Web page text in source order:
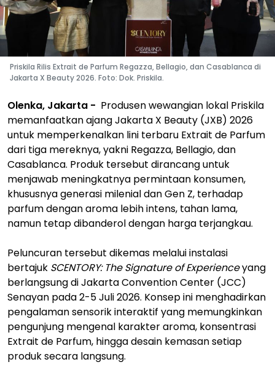
Priskila Rilis Extrait de Parfum Regazza, Bellagio, dan Casablanca di
Jakarta X Beauty 2026. Foto: Dok. Priskila.
Olenka, Jakarta - Produsen wewangian lokal Priskila
memanfaatkan ajang Jakarta X Beauty (JXB) 2026
untuk memperkenalkan lini terbaru Extrait de Parfum
dari tiga mereknya, yakni Regazza, Bellagio, dan
Casablanca. Produk tersebut dirancang untuk
menjawab meningkatnya permintaan konsumen,
khususnya generasi milenial dan Gen Z, terhadap
parfum dengan aroma lebih intens, tahan lama,
namun tetap dibanderol dengan harga terjangkau.
Peluncuran tersebut dikemas melalui instalasi
bertajuk SCENTORY: The Signature of Experienceyang
berlangsung di Jakarta Convention Center (JCC)
Senayan pada 2-5 Juli 2026. Konsep ini menghadirkan
pengalaman sensorik interaktif yang memungkinkan
pengunjung mengenal karakter aroma, konsentrasi
Extrait de Parfum, hingga desain kemasan setiap
produk secara langsung.